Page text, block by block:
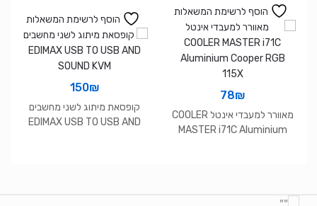
הוסף לרשימת המשאלות
78₪
מאוורר למעבדי אינטל COOLER
MASTER i71C Aluminium
הוסף לרשימת המשאלות
150₪
קופסאת מיתוג לשני מחשבים
EDIMAX USB TO USB AND